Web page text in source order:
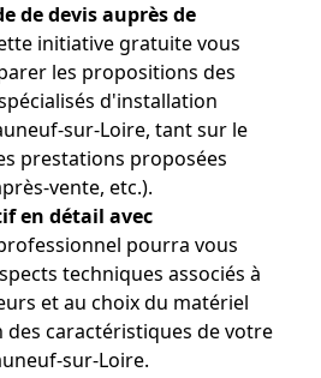
de devis auprès de
initiative gratuite vous
les propositions des
d'installation
sur-Loire, tant sur le
prestations proposées
vente, etc.).
en détail avec
pourra vous
techniques associés à
et au choix du matériel
caractéristiques de votre
sur-Loire.